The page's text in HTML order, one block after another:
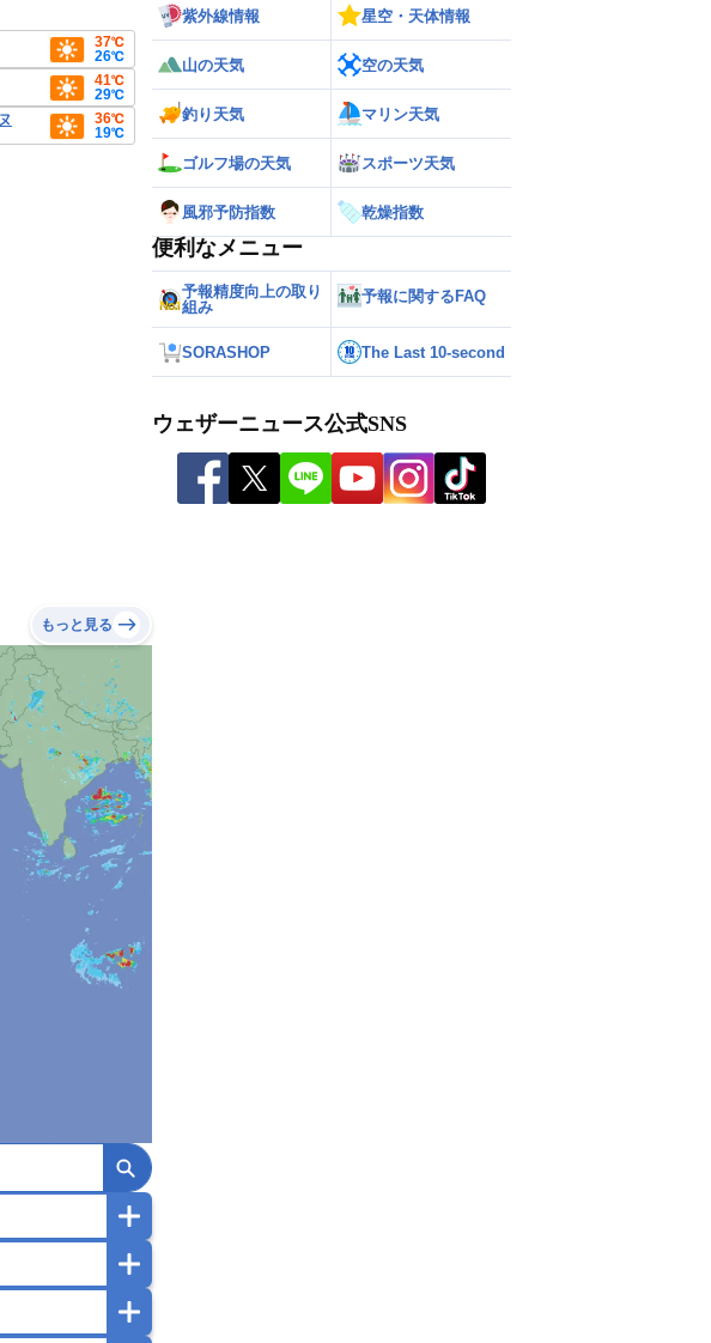
37℃
26℃
41℃
29℃
36℃
19℃
もっと見る
紫外線情報 星空・天体情報
山の天気 空の天気
釣り天気 マリン天気
ゴルフ場の天気 スポーツ天気
風邪予防指数 乾燥指数
便利なメニュー
予報精度向上の取り
組み
予報に関するFAQ
SORASHOP The Last 10-second
ウェザーニュース公式SNS